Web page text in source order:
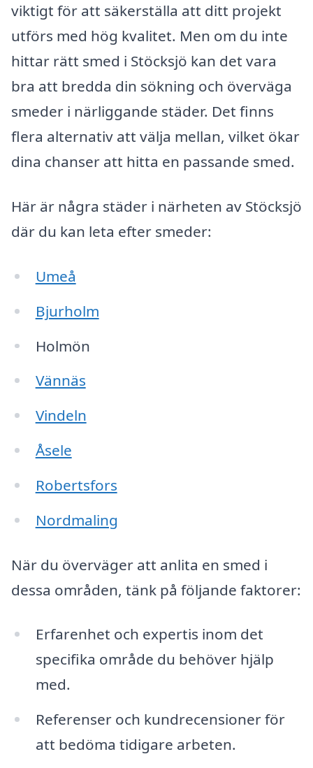
viktigt för att säkerställa att ditt projekt
utförs med hög kvalitet. Men om du inte
hittar rätt smed i Stöcksjö kan det vara
bra att bredda din sökning och överväga
smeder i närliggande städer. Det finns
flera alternativ att välja mellan, vilket ökar
dina chanser att hitta en passande smed.
Här är några städer i närheten av Stöcksjö
där du kan leta efter smeder:
Umeå
Bjurholm
Holmön
Vännäs
Vindeln
Åsele
Robertsfors
Nordmaling
När du överväger att anlita en smed i
dessa områden, tänk på följande faktorer:
Erfarenhet och expertis inom det
specifika område du behöver hjälp
med.
Referenser och kundrecensioner för
att bedöma tidigare arbeten.